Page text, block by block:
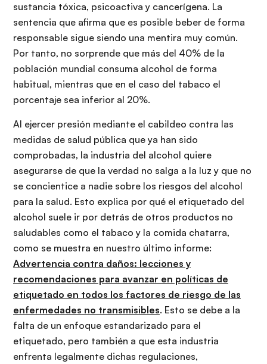
sustancia tóxica, psicoactiva y cancerígena. La
sentencia que afirma que es posible beber de forma
responsable sigue siendo una mentira muy común.
Por tanto, no sorprende que más del 40% de la
población mundial consuma alcohol de forma
habitual, mientras que en el caso del tabaco el
porcentaje sea inferior al 20%.
Al ejercer presión mediante el cabildeo contra las
medidas de salud pública que ya han sido
comprobadas, la industria del alcohol quiere
asegurarse de que la verdad no salga a la luz y que no
se concientice a nadie sobre los riesgos del alcohol
para la salud. Esto explica por qué el etiquetado del
alcohol suele ir por detrás de otros productos no
saludables como el tabaco y la comida chatarra,
como se muestra en nuestro último informe:
Advertencia contra daños: lecciones y
recomendaciones para avanzar en políticas de
etiquetado en todos los factores de riesgo de las
enfermedades no transmisibles. Esto se debe a la
falta de un enfoque estandarizado para el
etiquetado, pero también a que esta industria
enfrenta legalmente dichas regulaciones,